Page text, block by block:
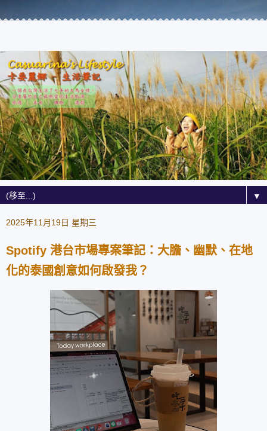
▼
2025年11月19日 星期三
Spotify 港台市場專案筆記：大膽、幽默、在地
化的泰國創意如何啟發我？